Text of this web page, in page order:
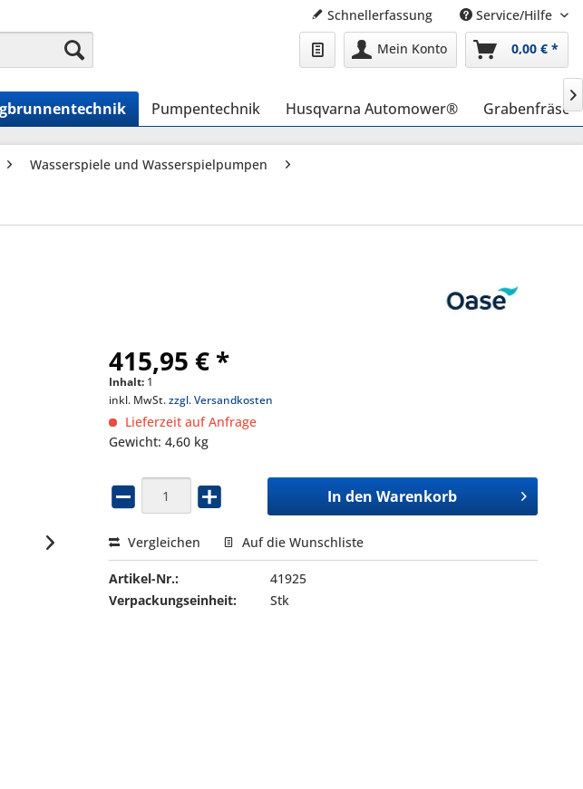
Schnellerfassung
Service/Hilfe
Mein Konto
0,00 € *
Pumpentechnik Husqvarna Automower® Grabenfräse

Wasserspiele und Wasserspielpumpen
415,95 € *
Inhalt: 1
inkl. MwSt.zzgl. Versandkosten
Lieferzeit auf Anfrage
Gewicht: 4,60 kg
In den Warenkorb
Vergleichen Auf die Wunschliste
Artikel-Nr.:
41925
Verpackungseinheit:
Stk